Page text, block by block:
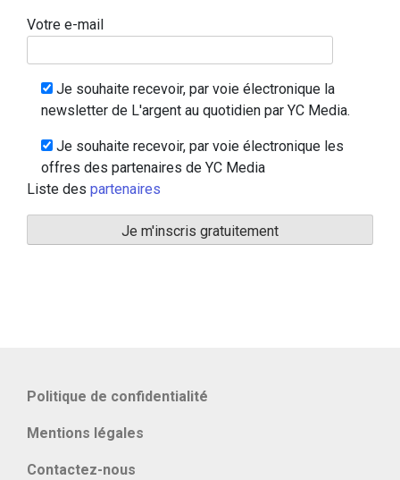
Votre e-mail
Je souhaite recevoir, par voie électronique la
newsletter de L'argent au quotidien par YC Media.
Je souhaite recevoir, par voie électronique les
offres des partenaires de YC Media
Liste des partenaires
Politique de confidentialité
Mentions légales
Contactez-nous